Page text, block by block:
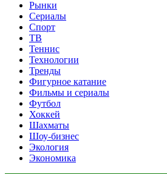
Рынки
Сериалы
Спорт
ТВ
Теннис
Технологии
Тренды
Фигурное катание
Фильмы и сериалы
Футбол
Хоккей
Шахматы
Шоу-бизнес
Экология
Экономика